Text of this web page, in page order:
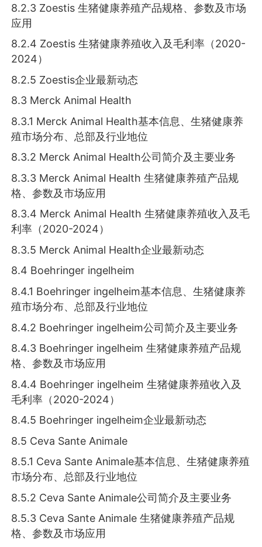
8.2.3 Zoestis 生猪健康养殖产品规格、参数及市场
应用
8.2.4 Zoestis 生猪健康养殖收入及毛利率（2020-
2024）
8.2.5 Zoestis企业最新动态
8.3 Merck Animal Health
8.3.1 Merck Animal Health基本信息、生猪健康养
殖市场分布、总部及行业地位
8.3.2 Merck Animal Health公司简介及主要业务
8.3.3 Merck Animal Health 生猪健康养殖产品规
格、参数及市场应用
8.3.4 Merck Animal Health 生猪健康养殖收入及毛
利率（2020-2024）
8.3.5 Merck Animal Health企业最新动态
8.4 Boehringer ingelheim
8.4.1 Boehringer ingelheim基本信息、生猪健康养
殖市场分布、总部及行业地位
8.4.2 Boehringer ingelheim公司简介及主要业务
8.4.3 Boehringer ingelheim 生猪健康养殖产品规
格、参数及市场应用
8.4.4 Boehringer ingelheim 生猪健康养殖收入及
毛利率（2020-2024）
8.4.5 Boehringer ingelheim企业最新动态
8.5 Ceva Sante Animale
8.5.1 Ceva Sante Animale基本信息、生猪健康养殖
市场分布、总部及行业地位
8.5.2 Ceva Sante Animale公司简介及主要业务
8.5.3 Ceva Sante Animale 生猪健康养殖产品规
格、参数及市场应用